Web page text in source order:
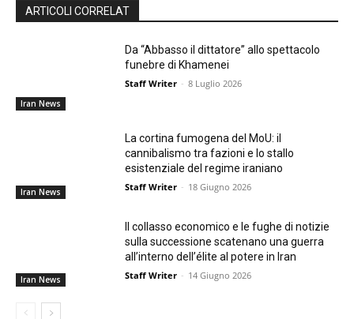
ARTICOLI CORRELAT
Iran News
Da “Abbasso il dittatore” allo spettacolo
funebre di Khamenei
Staff Writer - 8 Luglio 2026
Iran News
La cortina fumogena del MoU: il
cannibalismo tra fazioni e lo stallo
esistenziale del regime iraniano
Staff Writer - 18 Giugno 2026
Iran News
Il collasso economico e le fughe di notizie
sulla successione scatenano una guerra
all’interno dell’élite al potere in Iran
Staff Writer - 14 Giugno 2026